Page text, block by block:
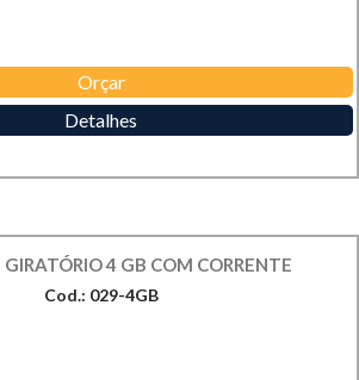
Orçar
Detalhes
GIRATÓRIO 4 GB COM CORRENTE
Cod.: 029-4GB